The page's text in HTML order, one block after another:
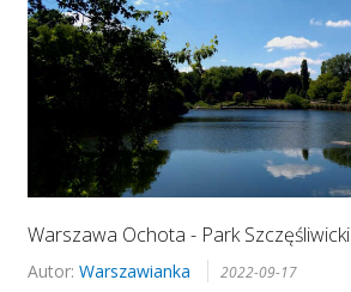
Warszawa Ochota - Park Szczęśliwicki
Autor: Warszawianka 2022-09-17